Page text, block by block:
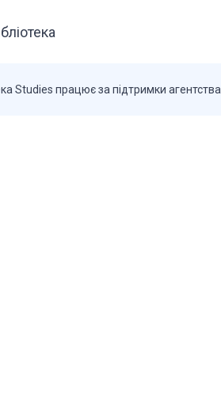
Studies працює за підтримки агентства